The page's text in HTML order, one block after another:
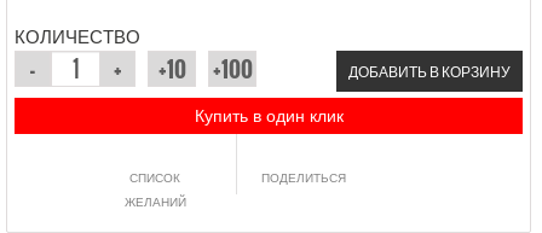
КОЛИЧЕСТВО
ДОБАВИТЬ В КОРЗИНУ
Купить в один клик
СПИСОК
ЖЕЛАНИЙ
ПОДЕЛИТЬСЯ